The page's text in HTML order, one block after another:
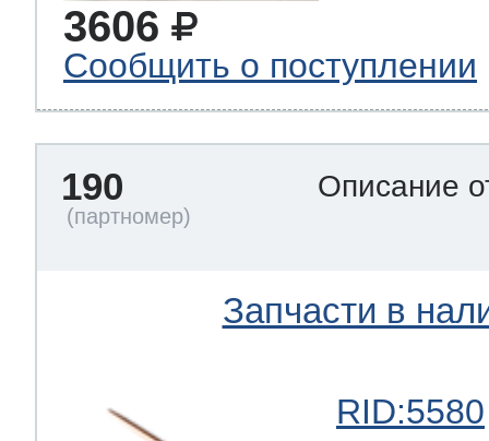
3606
Сообщить о поступлении
190 Описание
Запчасти в
RID:5580